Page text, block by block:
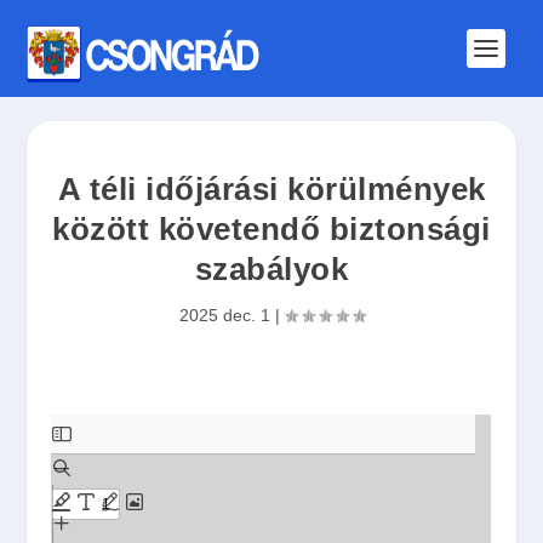
A téli időjárási körülmények
között követendő biztonsági
szabályok
2025 dec. 1 |
S
k
i
p